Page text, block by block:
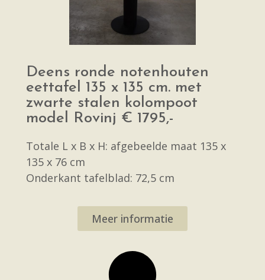
Deens ronde notenhouten
eettafel 135 x 135 cm. met
zwarte stalen kolompoot
model Rovinj € 1795,-
Totale L x B x H: afgebeelde maat 135 x
135 x 76 cm
Onderkant tafelblad: 72,5 cm
Meer informatie